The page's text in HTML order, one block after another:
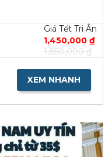
Giá Tết Tri Ân
1,450,000 ₫
1,850,000 ₫
XEM NHANH